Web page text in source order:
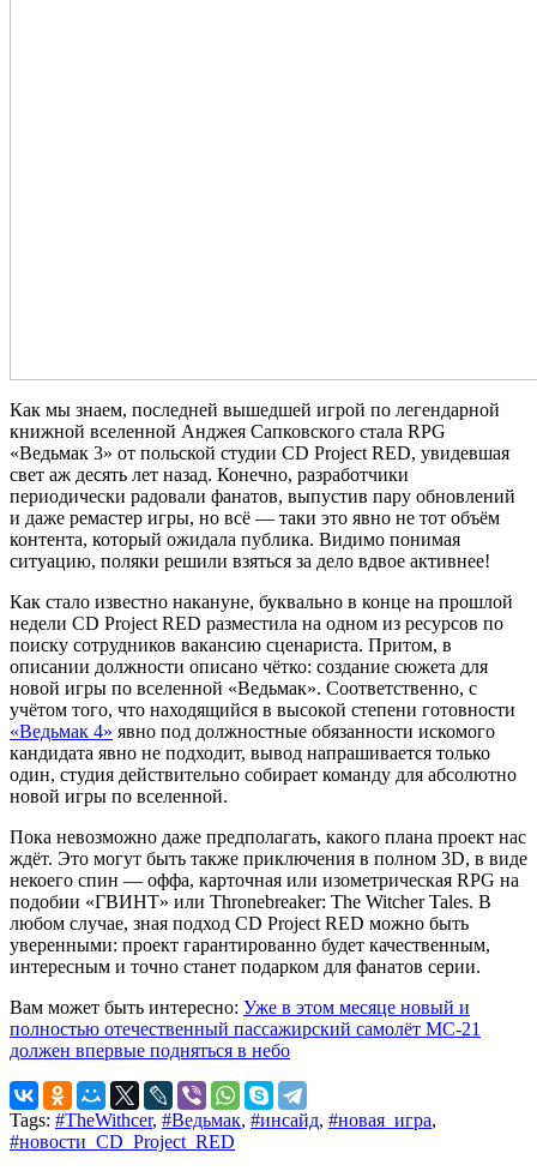
Как мы знаем, последней вышедшей игрой по легендарной
книжной вселенной Анджея Сапковского стала RPG
«Ведьмак 3» от польской студии CD Project RED, увидевшая
свет аж десять лет назад. Конечно, разработчики
периодически радовали фанатов, выпустив пару обновлений
и даже ремастер игры, но всё — таки это явно не тот объём
контента, который ожидала публика. Видимо понимая
ситуацию, поляки решили взяться за дело вдвое активнее!
Как стало известно накануне, буквально в конце на прошлой
недели CD Project RED разместила на одном из ресурсов по
поиску сотрудников вакансию сценариста. Притом, в
описании должности описано чётко: создание сюжета для
новой игры по вселенной «Ведьмак». Соответственно, с
учётом того, что находящийся в высокой степени готовности
«Ведьмак 4» явно под должностные обязанности искомого
кандидата явно не подходит, вывод напрашивается только
один, студия действительно собирает команду для абсолютно
новой игры по вселенной.
Пока невозможно даже предполагать, какого плана проект нас
ждёт. Это могут быть также приключения в полном 3D, в виде
некоего спин — оффа, карточная или изометрическая RPG на
подобии «ГВИНТ» или Thronebreaker: The Witcher Tales. В
любом случае, зная подход CD Project RED можно быть
уверенными: проект гарантированно будет качественным,
интересным и точно станет подарком для фанатов серии.
Вам может быть интересно: Уже в этом месяце новый и
полностью отечественный пассажирский самолёт МС-21
должен впервые подняться в небо
Tags: #TheWithcer, #Ведьмак, #инсайд, #новая_игра,
#новости_CD_Project_RED